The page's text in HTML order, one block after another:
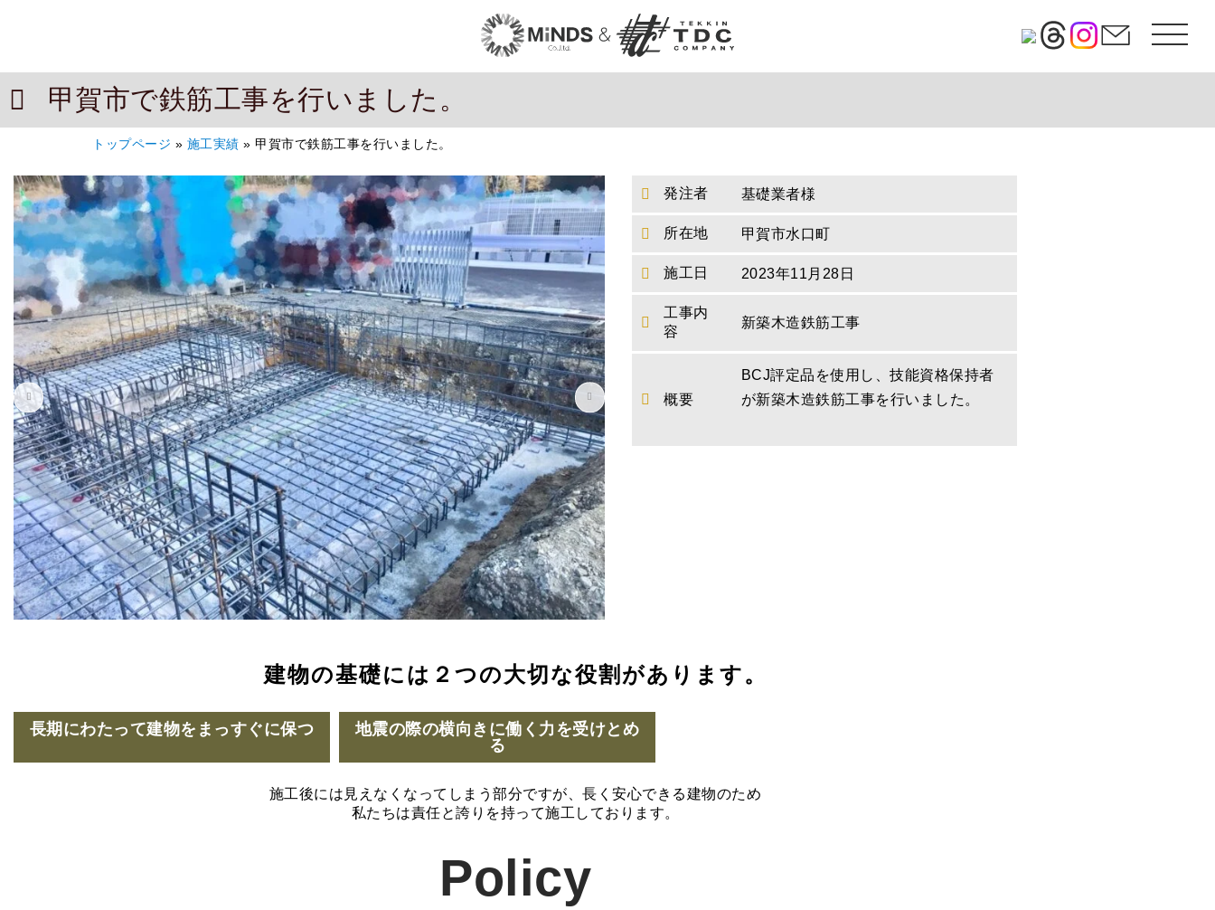
甲賀市で鉄筋工事を行いました。
トップページ » 施工実績 » 甲賀市で鉄筋工事を行いました。
発注者 基礎業者様
所在地 甲賀市水口町
施工日 2023年11月28日
工事内
容
新築木造鉄筋工事
概要
BCJ評定品を使用し、技能資格保持者
が新築木造鉄筋工事を行いました。
建物の基礎には２つの大切な役割があります。
長期にわたって建物をまっすぐに保つ
地震の際の横向きに働く力を受けとめ
る
施工後には見えなくなってしまう部分ですが、長く安心できる建物のため
私たちは責任と誇りを持って施工しております。
Policy